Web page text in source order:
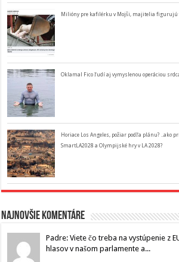
Milióny pre kafilérku v Mojši, majitelia figurujú
Oklamal Fico ľudí aj vymyslenou operáciou
Horiace Los Angeles, požiar podľa plánu? ..ako
SmartLA2028 a Olympijské hry v LA 2028?
Najnovšie komentáre
Padre: Viete čo treba na vystúpenie z
hlasov v našom parlamente a...